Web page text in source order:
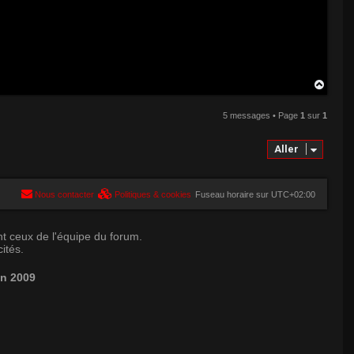
t
5 messages • Page1 sur1
Aller
Fuseau horaire sur UTC+02:00
Politiques & cookies
Nous contacter
ceux de l'équipe du forum.
2009